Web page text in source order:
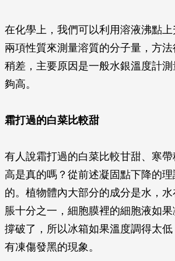
在化學上，我們可以利用溶液沸點
兩項性質來測量溶質的分子量，方
稍差，主要原因是一般水銀溫度計
夠高。
霜打過的白菜比較甜
有人說霜打過的白菜比較甘甜、寒
高是真的嗎？從前述凝固點下降的
的。植物體內大部分的成分是水，
脹十分之一，細胞膜裡的細胞液如
撐破了，所以冰箱如果溫度調得太
有凍傷發黑的現象。